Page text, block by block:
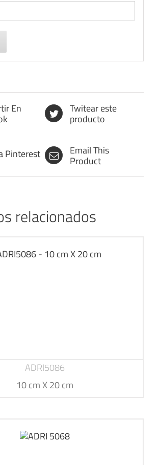
En Twitear este
producto
Pinterest Email This
Product
relacionados
ADRI5086
10 cm X 20 cm